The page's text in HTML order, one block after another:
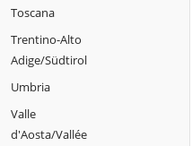
San Giorgio
Albanese
San Giovanni in
Fiore
Toscana
Trentino-Alto
Adige/Südtirol
Umbria
Valle
d'Aosta/Vallée